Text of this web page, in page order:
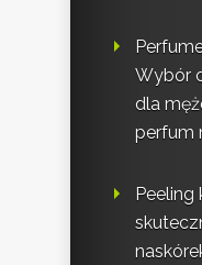
Wybór
dla
perfum
Peeling